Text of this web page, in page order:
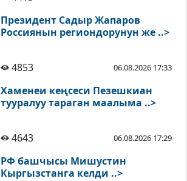
Президент Садыр Жапаров
Россиянын региондорунун же ..>
4853 06.08.2026 17:33
Хаменеи кеңсеси Пезешкиан
тууралуу тараган маалыма ..>
4643 06.08.2026 17:29
РФ башчысы Мишустин
Кыргызстанга келди ..>